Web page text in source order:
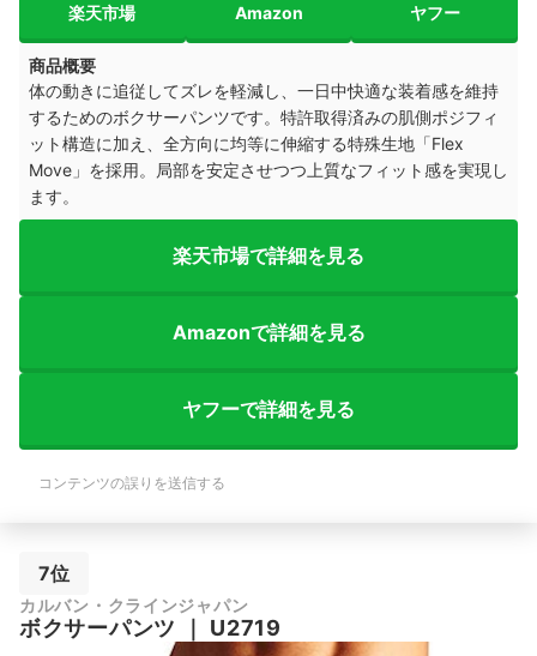
楽天市場 Amazon ヤフー
商品概要
体の動きに追従してズレを軽減し、一日中快適な装着感を維持
するためのボクサーパンツです。特許取得済みの肌側ポジフィ
ット構造に加え、全方向に均等に伸縮する特殊生地「Flex
Move」を採用。局部を安定させつつ上質なフィット感を実現し
ます。
楽天市場で詳細を見る
Amazonで詳細を見る
ヤフーで詳細を見る
コンテンツの誤りを送信する
7位
カルバン・クラインジャパン
ボクサーパンツ U2719